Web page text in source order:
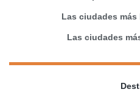
Las ciudades
Las ciudades